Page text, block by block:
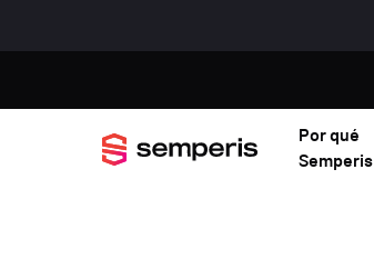
Por qué
Semperis